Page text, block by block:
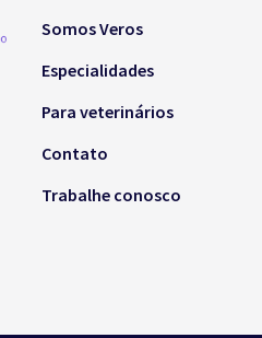
Somos Veros
Especialidades
Para veterinários
Contato
Trabalhe conosco